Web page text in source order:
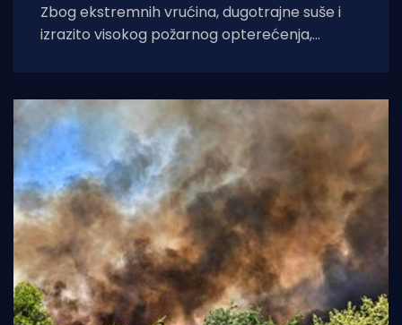
Zbog ekstremnih vrućina, dugotrajne suše i
izrazito visokog požarnog opterećenja,